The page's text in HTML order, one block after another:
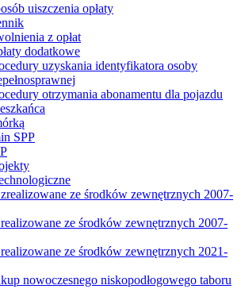
uiszczenia opłaty
z opłat
dodatkowe
uzyskania identyfikatora osoby
otrzymania abonamentu dla pojazdu
SPP
ze środków zewnętrznych 2007-
ze środków zewnętrznych 2007-
ze środków zewnętrznych 2021-
nowoczesnego niskopodłogowego taboru